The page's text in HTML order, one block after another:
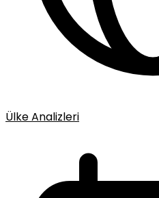
Ülke Analizleri